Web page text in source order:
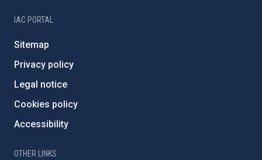
IAC PORTAL
Sitemap
Privacy policy
Legal notice
Cookies policy
Accessibility
OTHER LINKS